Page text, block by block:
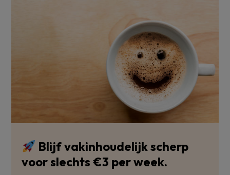
Blijf vakinhoudelijk scherp
voor slechts €3 per week.